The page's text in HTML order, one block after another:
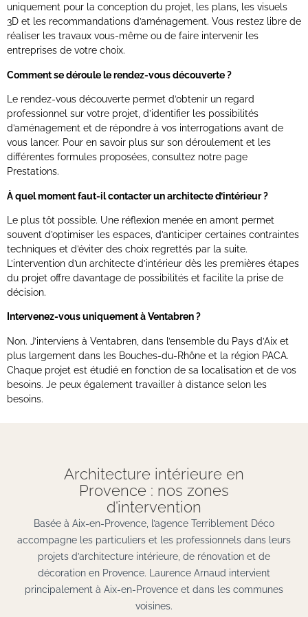
uniquement pour la conception du projet, les plans, les visuels
3D et les recommandations d’aménagement. Vous restez libre de
réaliser les travaux vous-même ou de faire intervenir les
entreprises de votre choix.
Comment se déroule le rendez-vous découverte ?
Le rendez-vous découverte permet d’obtenir un regard
professionnel sur votre projet, d’identifier les possibilités
d’aménagement et de répondre à vos interrogations avant de
vous lancer. Pour en savoir plus sur son déroulement et les
différentes formules proposées, consultez notre page
Prestations.
À quel moment faut-il contacter un architecte d’intérieur ?
Le plus tôt possible. Une réflexion menée en amont permet
souvent d’optimiser les espaces, d’anticiper certaines contraintes
techniques et d’éviter des choix regrettés par la suite.
L’intervention d’un architecte d’intérieur dès les premières étapes
du projet offre davantage de possibilités et facilite la prise de
décision.
Intervenez-vous uniquement à Ventabren ?
Non. J’interviens à Ventabren, dans l’ensemble du Pays d’Aix et
plus largement dans les Bouches-du-Rhône et la région PACA.
Chaque projet est étudié en fonction de sa localisation et de vos
besoins. Je peux également travailler à distance selon les
besoins.
Architecture intérieure en
Provence : nos zones
d’intervention
Basée à Aix-en-Provence, l’agence Terriblement Déco
accompagne les particuliers et les professionnels dans leurs
projets d’architecture intérieure, de rénovation et de
décoration en Provence. Laurence Arnaud intervient
principalement à Aix-en-Provence et dans les communes
voisines.